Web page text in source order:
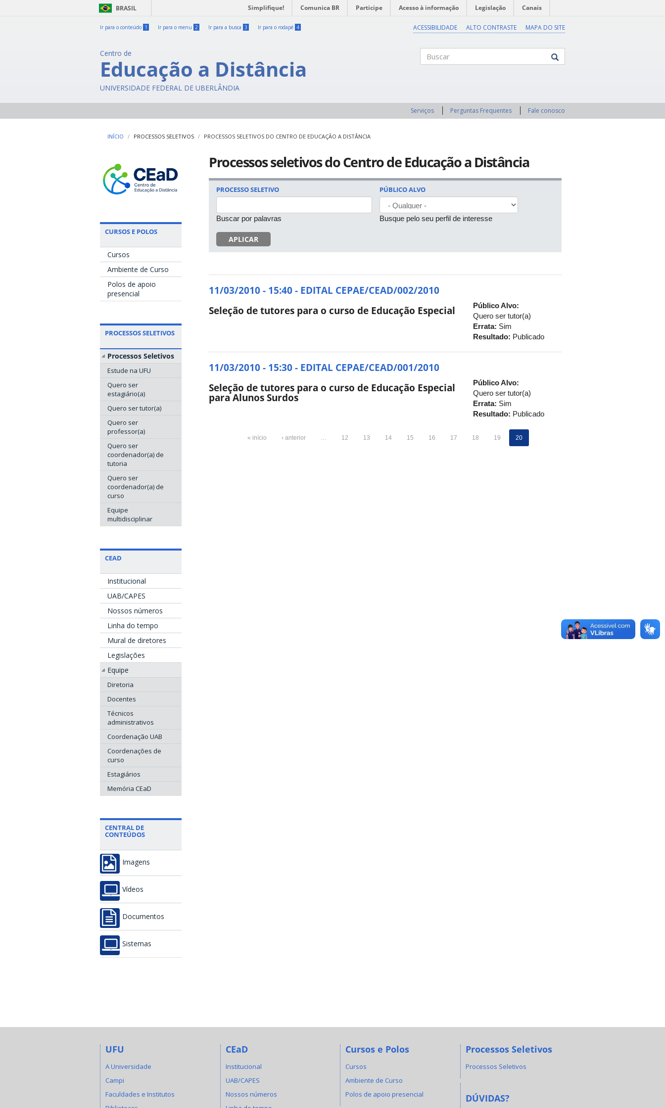
BRASIL Simplifique! Comunica BR Participe Acesso à informação Legislação Canais
Ir para o conteúdo 1 Ir para o menu 2 Ir para a busca 3 Ir para o rodapé 4 ACESSIBILIDADE ALTO CONTRASTE MAPA DO SITE
Centro de
Educação a Distância
UNIVERSIDADE FEDERAL DE UBERLÂNDIA
Serviços Perguntas Frequentes Fale conosco
INÍCIO PROCESSOS SELETIVOS PROCESSOS SELETIVOS DO CENTRO DE EDUCAÇÃO A DISTÂNCIA
CURSOS E POLOS
Cursos
Ambiente de Curso
Polos de apoio
presencial
PROCESSOS SELETIVOS
Processos Seletivos
Estude na UFU
Quero ser
estagiário(a)
Quero ser tutor(a)
Quero ser
professor(a)
Quero ser
coordenador(a) de
tutoria
Quero ser
coordenador(a) de
curso
Equipe
multidisciplinar
CEAD
Institucional
UAB/CAPES
Nossos números
Linha do tempo
Mural de diretores
Legislações
Equipe
Diretoria
Docentes
Técnicos
administrativos
Coordenação UAB
Coordenações de
curso
Estagiários
Memória CEaD
CENTRAL DE
CONTEÚDOS
Imagens
Vídeos
Documentos
Sistemas
Processos seletivos do Centro de Educação a Distância
PROCESSO SELETIVO
Buscar por palavras
PÚBLICO ALVO
Busque pelo seu perfil de interesse
APLICAR
11/03/2010 - 15:40 - EDITAL CEPAE/CEAD/002/2010
Seleção de tutores para o curso de Educação Especial
Público Alvo:
Quero ser tutor(a)
Errata: Sim
Resultado: Publicado
11/03/2010 - 15:30 - EDITAL CEPAE/CEAD/001/2010
Seleção de tutores para o curso de Educação Especial
para Alunos Surdos
Público Alvo:
Quero ser tutor(a)
Errata: Sim
Resultado: Publicado
« início ‹ anterior … 12 13 14 15 16 17 18 19 20
UFU
A Universidade
Campi
Faculdades e Institutos
CEaD
Institucional
UAB/CAPES
Nossos números
Cursos e Polos
Cursos
Ambiente de Curso
Polos de apoio presencial
Processos Seletivos
Processos Seletivos
DÚVIDAS?